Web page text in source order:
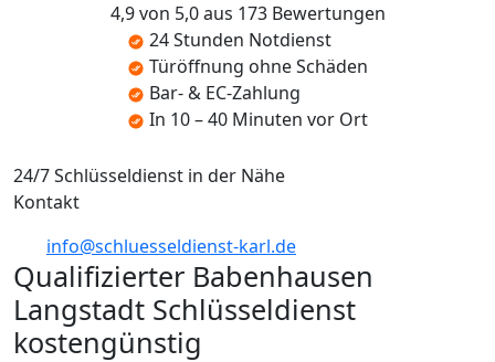
4,9 von 5,0 aus 173 Bewertungen
24 Stunden Notdienst
Türöffnung ohne Schäden
Bar- & EC-Zahlung
In 10 – 40 Minuten vor Ort
24/7 Schlüsseldienst in der Nähe
Kontakt
info@schluesseldienst-karl.de
Qualifizierter Babenhausen
Langstadt Schlüsseldienst
kostengünstig